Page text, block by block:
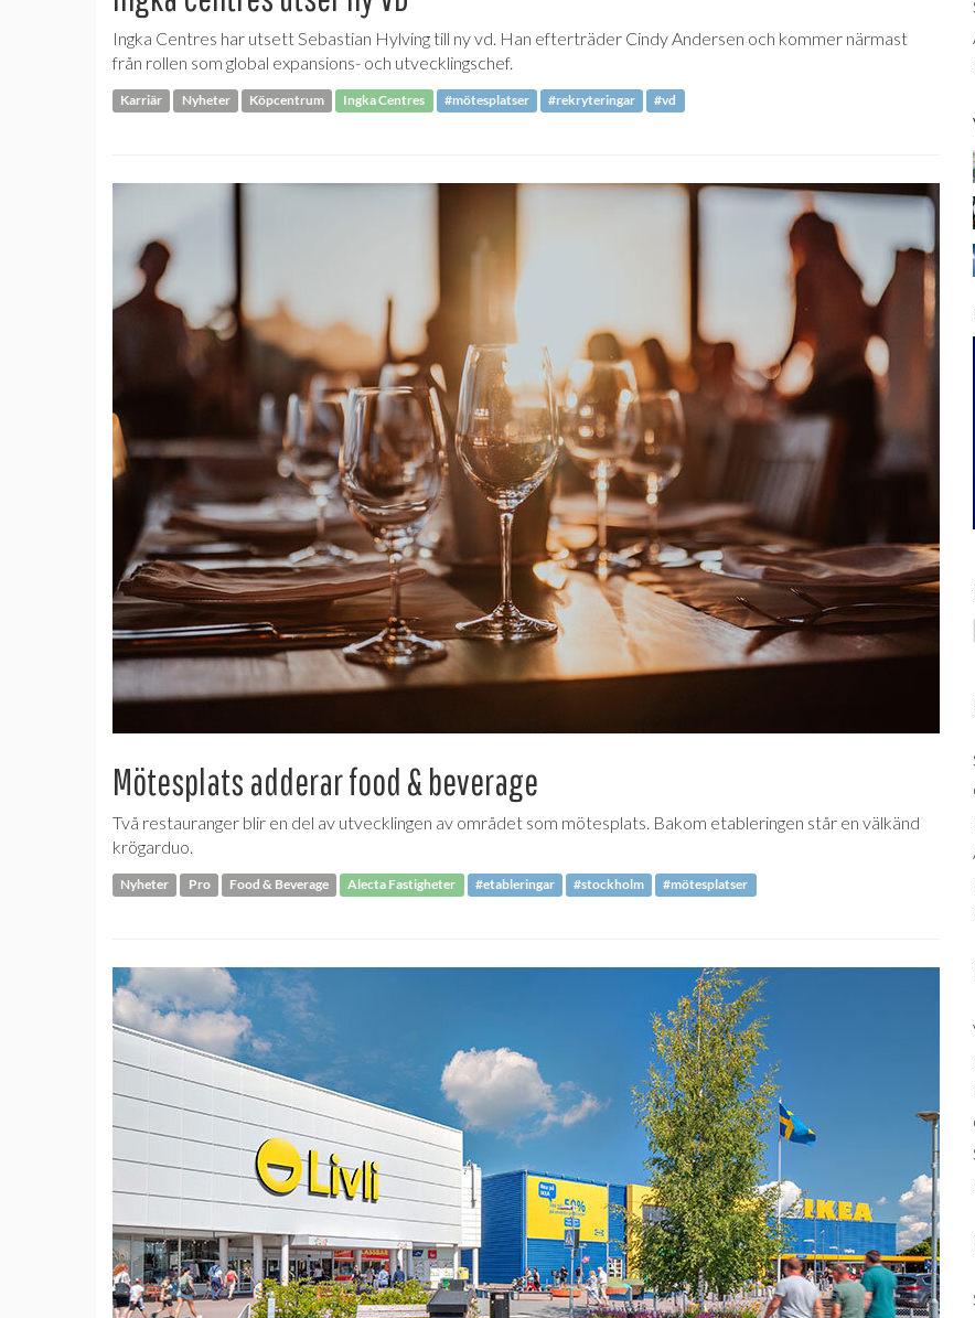
Ingka Centres har utsett Sebastian Hylving till ny vd. Han efterträder Cindy Andersen och kommer närmast
från rollen som global expansions- och utvecklingschef.
Karriär Nyheter Köpcentrum Ingka Centres #mötesplatser #rekryteringar #vd
Mötesplats adderar food & beverage
Två restauranger blir en del av utvecklingen av området som mötesplats. Bakom etableringen står en välkänd
krögarduo.
Nyheter Pro Food & Beverage Alecta Fastigheter #etableringar #stockholm #mötesplatser